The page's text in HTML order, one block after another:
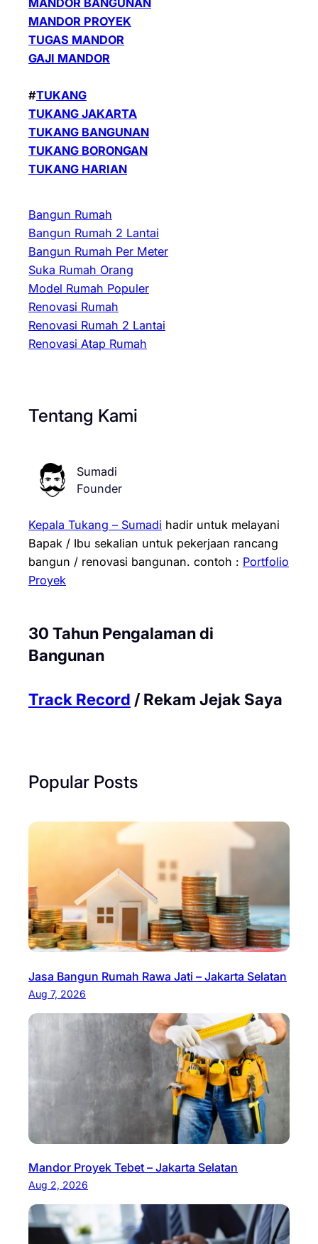
MANDOR BANGUNAN
MANDOR PROYEK
TUGAS MANDOR
GAJI MANDOR
#TUKANG
TUKANG JAKARTA
TUKANG BANGUNAN
TUKANG BORONGAN
TUKANG HARIAN
Bangun Rumah
Bangun Rumah 2 Lantai
Bangun Rumah Per Meter
Suka Rumah Orang
Model Rumah Populer
Renovasi Rumah
Renovasi Rumah 2 Lantai
Renovasi Atap Rumah
Tentang Kami
Sumadi
Founder
Kepala Tukang – Sumadi hadir untuk melayani
Bapak / Ibu sekalian untuk pekerjaan rancang
bangun / renovasi bangunan. contoh : Portfolio
Proyek
30 Tahun Pengalaman di
Bangunan
Track Record / Rekam Jejak Saya
Popular Posts
Jasa Bangun Rumah Rawa Jati – Jakarta Selatan
Aug 7, 2026
Mandor Proyek Tebet – Jakarta Selatan
Aug 2, 2026